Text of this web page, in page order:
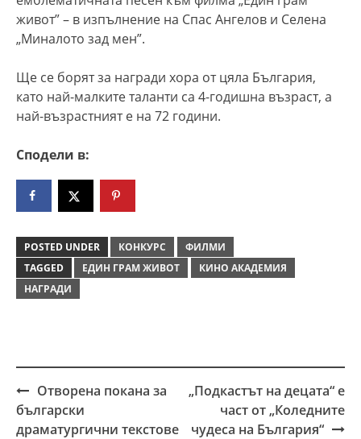
живот” – в изпълнение на Спас Ангелов и Селена
„Миналото зад мен”.
Ще се борят за награди хора от цяла България,
като най-малките таланти са 4-годишна възраст, а
най-възрастният е на 72 години.
Сподели в:
POSTED UNDER КОНКУРС
ФИЛМИ
TAGGED
ЕДИН ГРАМ ЖИВОТ
КИНО АКАДЕМИЯ
НАГРАДИ
Post
navigation
Oтворена покана за
български
драматургични текстове
„Подкастът на децата“ е
част от „Коледните
чудеса на България“